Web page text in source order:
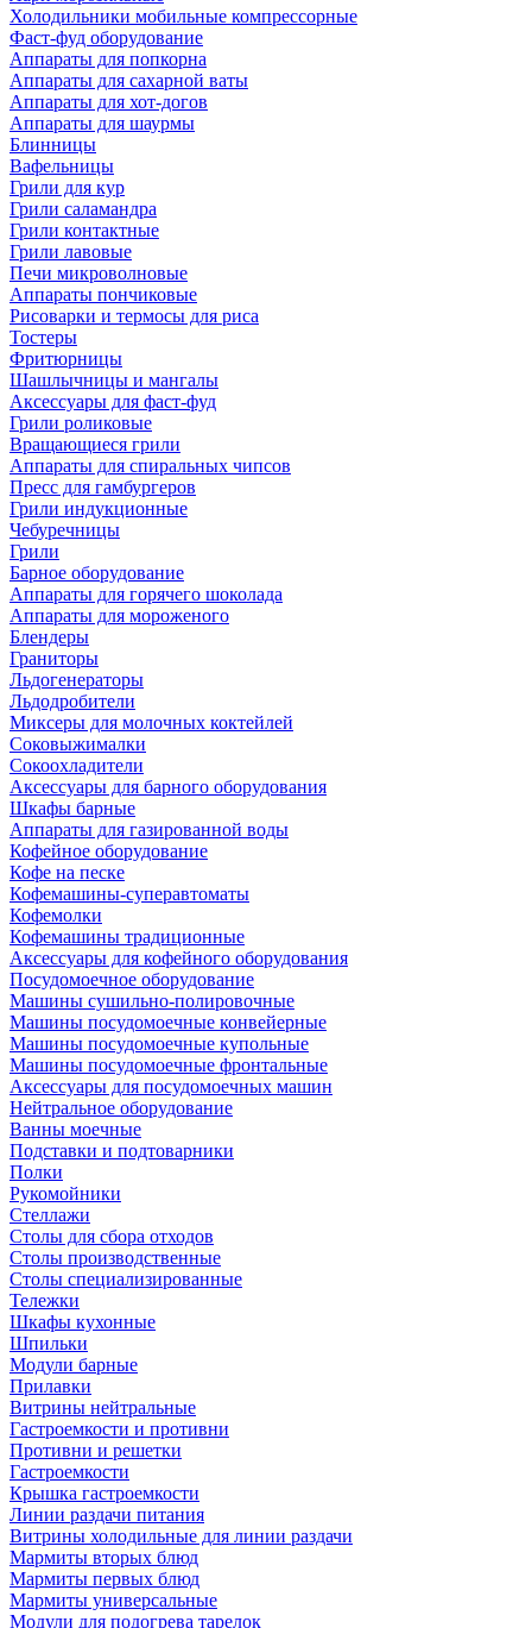
Холодильники мобильные компрессорные
Фаст-фуд оборудование
Аппараты для попкорна
Аппараты для сахарной ваты
Аппараты для хот-догов
Аппараты для шаурмы
Блинницы
Вафельницы
Грили для кур
Грили саламандра
Грили контактные
Грили лавовые
Печи микроволновые
Аппараты пончиковые
Рисоварки и термосы для риса
Тостеры
Фритюрницы
Шашлычницы и мангалы
Аксессуары для фаст-фуд
Грили роликовые
Вращающиеся грили
Аппараты для спиральных чипсов
Пресс для гамбургеров
Грили индукционные
Чебуречницы
Грили
Барное оборудование
Аппараты для горячего шоколада
Аппараты для мороженого
Блендеры
Граниторы
Льдогенераторы
Льдодробители
Миксеры для молочных коктейлей
Соковыжималки
Сокоохладители
Аксессуары для барного оборудования
Шкафы барные
Аппараты для газированной воды
Кофейное оборудование
Кофе на песке
Кофемашины-суперавтоматы
Кофемолки
Кофемашины традиционные
Аксессуары для кофейного оборудования
Посудомоечное оборудование
Машины сушильно-полировочные
Машины посудомоечные конвейерные
Машины посудомоечные купольные
Машины посудомоечные фронтальные
Аксессуары для посудомоечных машин
Нейтральное оборудование
Ванны моечные
Подставки и подтоварники
Полки
Рукомойники
Стеллажи
Столы для сбора отходов
Столы производственные
Столы специализированные
Тележки
Шкафы кухонные
Шпильки
Модули барные
Прилавки
Витрины нейтральные
Гастроемкости и противни
Противни и решетки
Гастроемкости
Крышка гастроемкости
Линии раздачи питания
Витрины холодильные для линии раздачи
Мармиты вторых блюд
Мармиты первых блюд
Мармиты универсальные
Модули для подогрева тарелок